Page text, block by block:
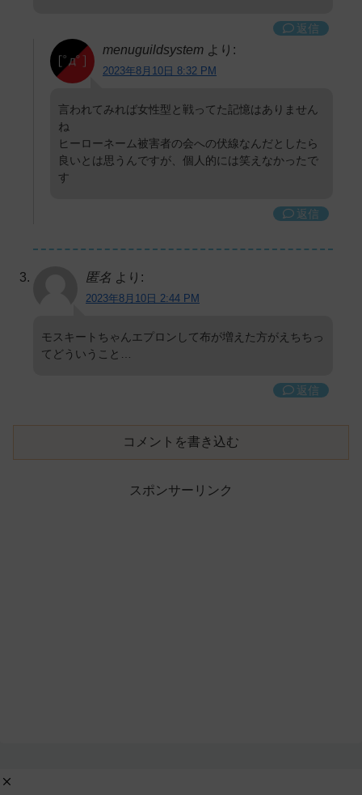
返信
menuguildsystem より:
2023年8月10日 8:32 PM
言われてみれば女性型と戦ってた記憶はありません
ね
ヒーローネーム被害者の会への伏線なんだとしたら
良いとは思うんですが、個人的には笑えなかったで
す
返信
匿名 より:
2023年8月10日 2:44 PM
モスキートちゃんエプロンして布が増えた方がえちちっ
てどういうこと…
返信
コメントを書き込む
スポンサーリンク